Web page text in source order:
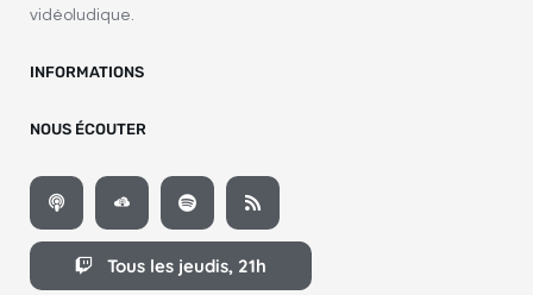
vidéoludique.
INFORMATIONS
NOUS ÉCOUTER
Tous les jeudis, 21h